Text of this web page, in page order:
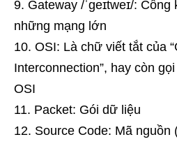
Gateway /ˈɡeɪtweɪ/:
những mạng lớn
OSI: Là chữ viết tắt của
Interconnection”, hay còn
OSI
Packet: Gói dữ liệu
Source Code: Mã nguồn